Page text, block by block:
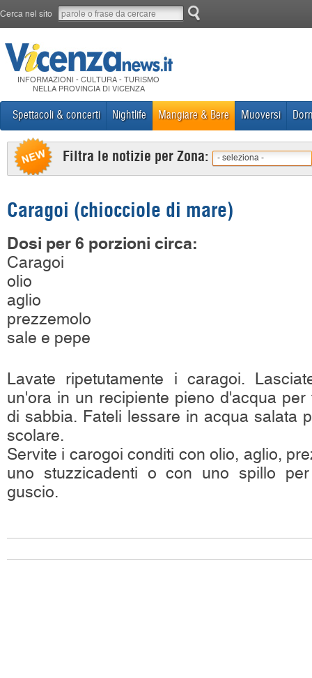
Cerca nel sito
INFORMAZIONI - CULTURA - TURISMO
NELLA PROVINCIA DI VICENZA
Spettacoli & concerti Nightlife Mangiare & Bere Muoversi
Filtra le notizie per Zona: - seleziona -
Caragoi (chiocciole di mare)
Dosi per 6 porzioni circa:
Caragoi
olio
aglio
prezzemolo
sale e pepe
Lavate ripetutamente i caragoi.
un'ora in un recipiente pieno d'acqua
di sabbia. Fateli lessare in acqua salata
scolare.
Servite i carogoi conditi con olio, aglio,
uno stuzzicadenti o con uno spillo
guscio.